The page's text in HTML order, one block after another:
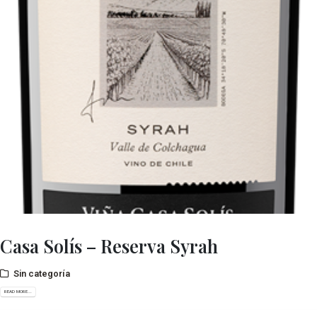
Casa Solís – Reserva Syrah
Sin categoría
READ MORE...